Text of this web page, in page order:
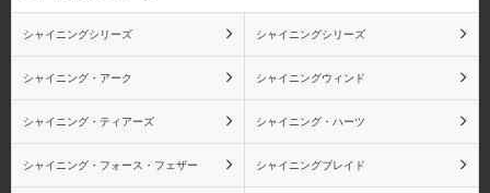
カク エネル
シャイニングシリーズ シャイニングシリーズ
シャイニング・アーク シャイニングウィンド
シャイニング・ティアーズ シャイニング・ハーツ
シャイニング・フォース・フェザー シャイニングブレイド